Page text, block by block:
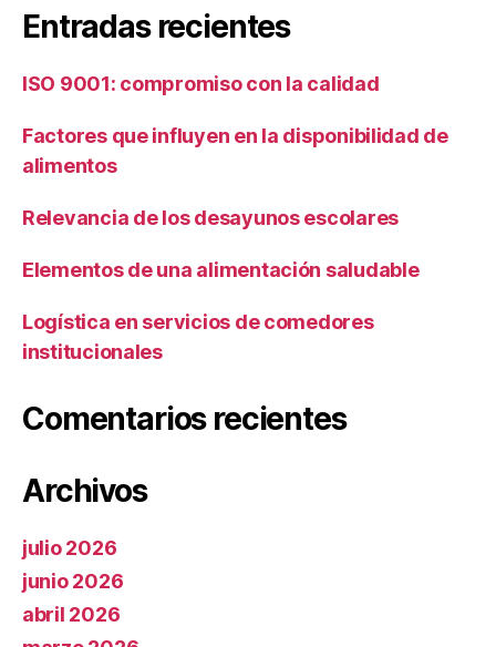
Entradas recientes
ISO 9001: compromiso con la calidad
Factores que influyen en la disponibilidad de
alimentos
Relevancia de los desayunos escolares
Elementos de una alimentación saludable
Logística en servicios de comedores
institucionales
Comentarios recientes
Archivos
julio 2026
junio 2026
abril 2026